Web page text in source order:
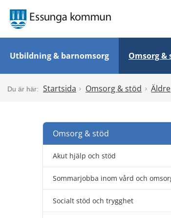
Utbildning & barnomsorg Omsorg &
Startsida Omsorg & stöd Äldre
Omsorg & stöd
Akut hjälp och stöd
Sommarjobba inom vård och
Socialt stöd och trygghet